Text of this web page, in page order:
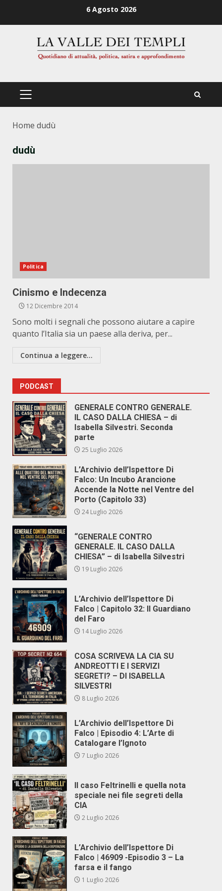
6 Agosto 2026
PRIMÄRES
Home dudù
dudù
Politica
Cinismo e Indecenza
12 Dicembre 2014
Sono molti i segnali che possono aiutare a capire
quanto l’Italia sia un paese alla deriva, per...
Continua a leggere...
PODCAST
GENERALE CONTRO GENERALE.
IL CASO DALLA CHIESA – di
Isabella Silvestri. Seconda
parte
25 Luglio 2026
L’Archivio dell’Ispettore Di
Falco: Un Incubo Arancione
Accende la Notte nel Ventre del
Porto (Capitolo 33)
24 Luglio 2026
“GENERALE CONTRO
GENERALE. IL CASO DALLA
CHIESA” – di Isabella Silvestri
19 Luglio 2026
L’Archivio dell’Ispettore Di
Falco | Capitolo 32: Il Guardiano
del Faro
14 Luglio 2026
COSA SCRIVEVA LA CIA SU
ANDREOTTI E I SERVIZI
SEGRETI? – DI ISABELLA
SILVESTRI
8 Luglio 2026
L’Archivio dell’Ispettore Di
Falco | Episodio 4: L’Arte di
Catalogare l’Ignoto
7 Luglio 2026
Il caso Feltrinelli e quella nota
speciale nei file segreti della
CIA
2 Luglio 2026
L’Archivio dell’Ispettore Di
Falco | 46909 -Episodio 3 – La
farsa e il fango
1 Luglio 2026